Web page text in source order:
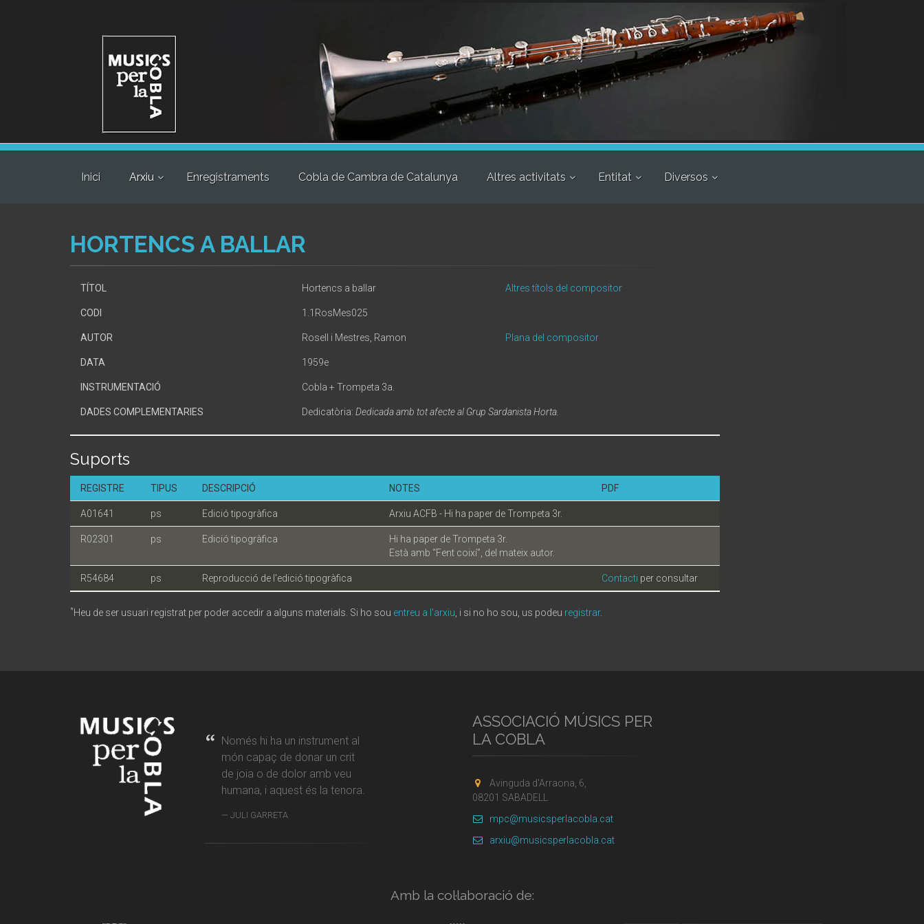
Inici Arxiu Enregistraments Cobla de Cambra de Catalunya Altres activitats Entitat Diversos
HORTENCS A BALLAR
TÍTOL Hortencs a ballar Altres títols del compositor
CODI 1.1RosMes025
AUTOR Rosell i Mestres, Ramon Plana del compositor
DATA 1959e
INSTRUMENTACIÓ Cobla + Trompeta 3a.
DADES COMPLEMENTARIES Dedicatòria: Dedicada amb tot afecte al Grup Sardanista Horta.
Suports
REGISTRE TIPUS DESCRIPCIÓ NOTES PDF
A01641 ps Edició tipogràfica Arxiu ACFB - Hi ha paper de Trompeta 3r.
R02301 ps Edició tipogràfica
Hi ha paper de Trompeta 3r.
Està amb “Fent coixí”, del mateix autor.
R54684 ps Reproducció de l'edició tipogràfica Contacti per consultar
*Heu de ser usuari registrat per poder accedir a alguns materials. Si ho sou entreu a l'arxiu , i si no ho sou, us podeu registrar.
Només hi ha un instrument al
món capaç de donar un crit
de joia o de dolor amb veu
humana, i aquest és la tenora.
JULI GARRETA
ASSOCIACIÓ MÚSICS PER
LA COBLA
Avinguda d'Arraona, 6,
08201 SABADELL
mpc@musicsperlacobla.cat
arxiu@musicsperlacobla.cat
Amb la col·laboració de: